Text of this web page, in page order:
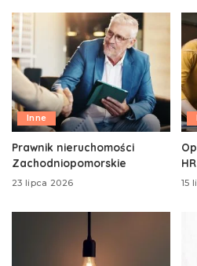
Inne
Prawnik nieruchomości
Zachodniopomorskie
23 lipca 2026 15